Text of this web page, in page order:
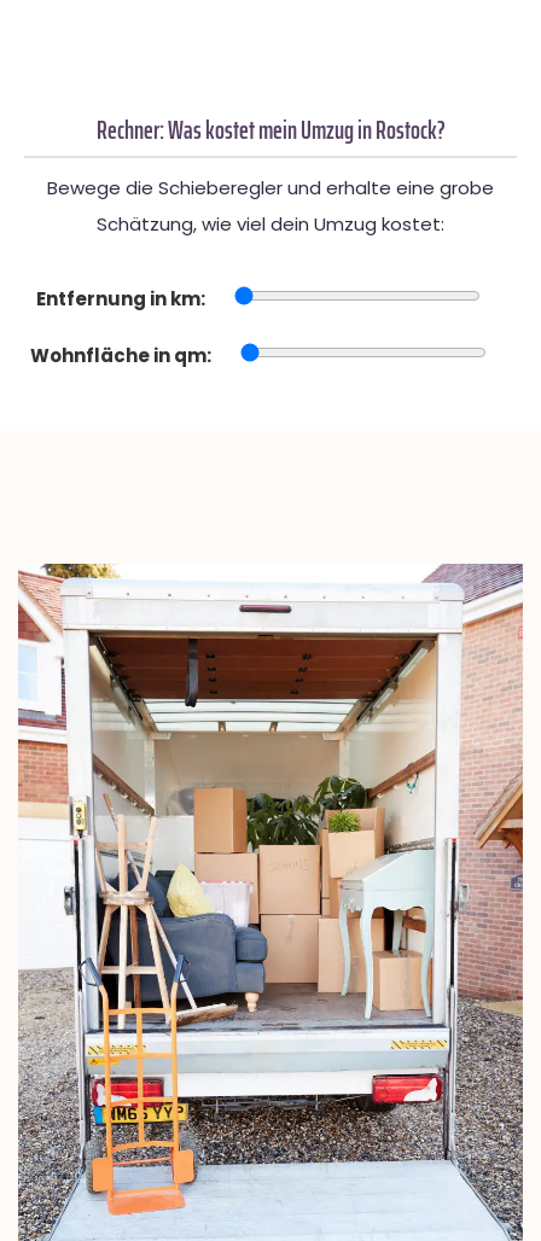
Rechner: Was kostet mein Umzug in Rostock?
Bewege die Schieberegler und erhalte eine grobe
Schätzung, wie viel dein Umzug kostet:
Entfernung in km:
Wohnfläche in qm: